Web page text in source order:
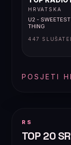
HRVATSKA
U2 - SWEETEST
THING
447
POSJETI
RS
TOP 20